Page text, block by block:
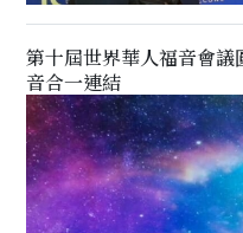
第十屆世界華人福音會
音合一連結